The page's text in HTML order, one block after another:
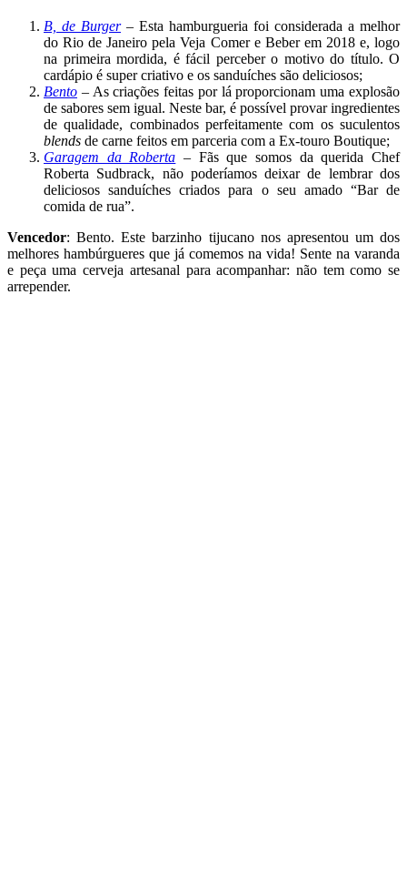
B, de Burger– Esta hamburgueria foi considerada a melhor
do Rio de Janeiro pela Veja Comer e Beber em 2018 e, logo
na primeira mordida, é fácil perceber o motivo do título. O
cardápio é super criativo e os sanduíches são deliciosos;
Bento – As criações feitas por lá proporcionam uma explosão
de sabores sem igual. Neste bar, é possível provar ingredientes
de qualidade, combinados perfeitamente com os suculentos
blends de carne feitos em parceria com a Ex-touro Boutique;
Garagem da Roberta – Fãs que somos da querida Chef
Roberta Sudbrack, não poderíamos deixar de lembrar dos
deliciosos sanduíches criados para o seu amado “Bar de
comida de rua”.
Vencedor: Bento. Este barzinho tijucano nos apresentou um dos
melhores hambúrgueres que já comemos na vida! Sente na varanda
e peça uma cerveja artesanal para acompanhar: não tem como se
arrepender.